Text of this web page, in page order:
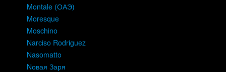
Montale (ОАЭ)
Moresque
Moschino
Narciso Rodriguez
Nasomatto
Nовая Заря